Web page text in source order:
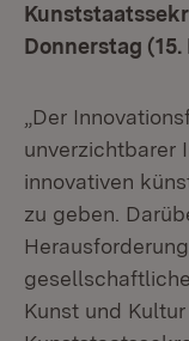
Donnerstag
„Der
unverzichtbarer
innovativen
zu geben.
Kunst und